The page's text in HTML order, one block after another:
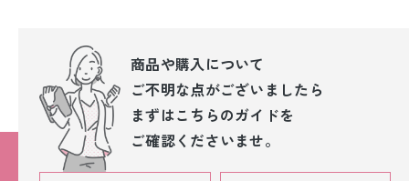
商品や購入について
ご不明な点がございましたら
まずはこちらのガイドを
ご確認くださいませ。